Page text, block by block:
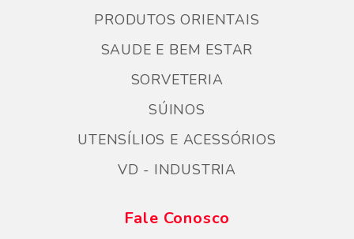
PRODUTOS ORIENTAIS
SAUDE E BEM ESTAR
SORVETERIA
SÚINOS
UTENSÍLIOS E ACESSÓRIOS
VD - INDUSTRIA
Fale Conosco